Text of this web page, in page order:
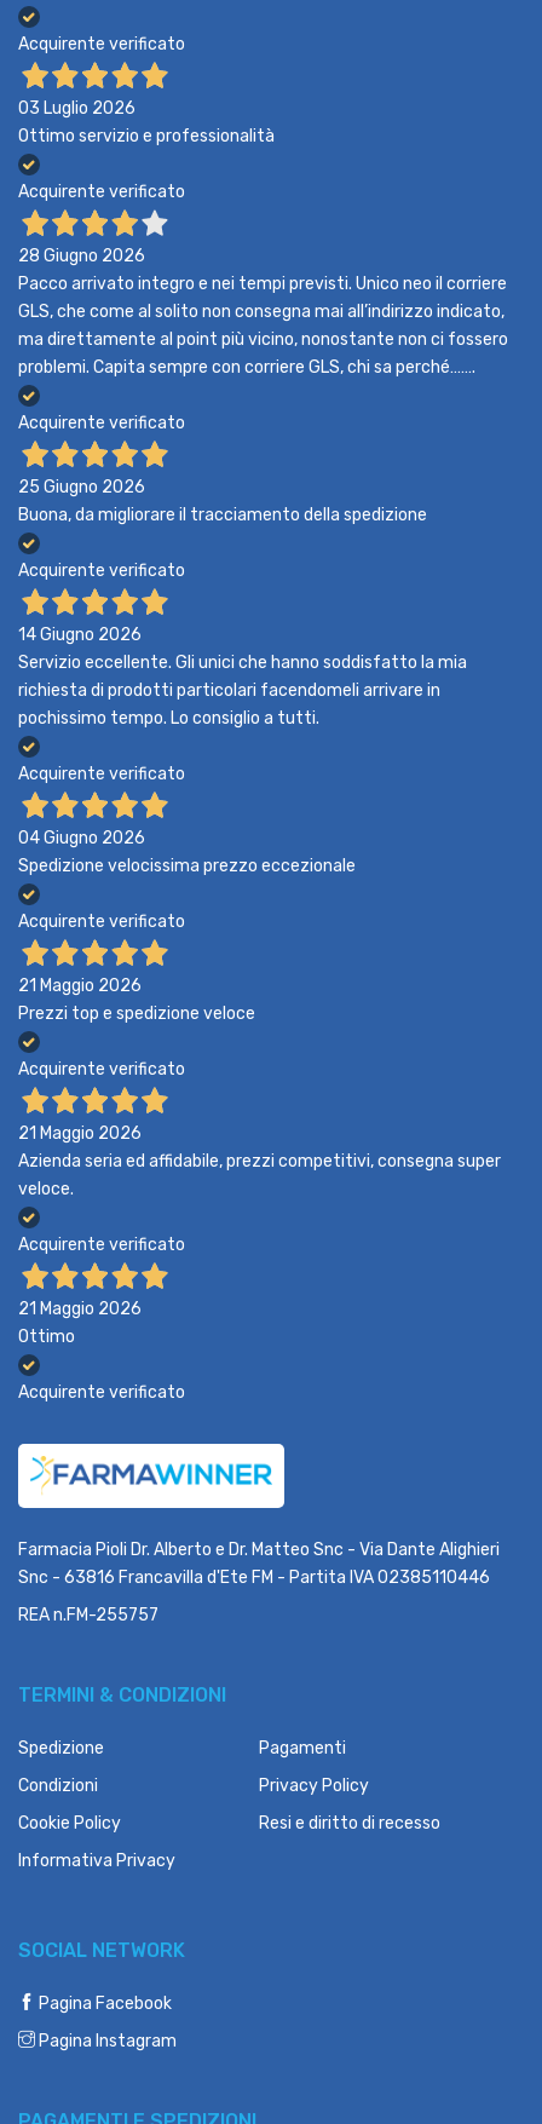
Acquirente verificato
03 Luglio 2026
Ottimo servizio e professionalità
Acquirente verificato
28 Giugno 2026
Pacco arrivato integro e nei tempi previsti. Unico neo il corriere
GLS, che come al solito non consegna mai all’indirizzo indicato,
ma direttamente al point più vicino, nonostante non ci fossero
problemi. Capita sempre con corriere GLS, chi sa perché…….
Acquirente verificato
25 Giugno 2026
Buona, da migliorare il tracciamento della spedizione
Acquirente verificato
14 Giugno 2026
Servizio eccellente. Gli unici che hanno soddisfatto la mia
richiesta di prodotti particolari facendomeli arrivare in
pochissimo tempo. Lo consiglio a tutti.
Acquirente verificato
04 Giugno 2026
Spedizione velocissima prezzo eccezionale
Acquirente verificato
21 Maggio 2026
Prezzi top e spedizione veloce
Acquirente verificato
21 Maggio 2026
Azienda seria ed affidabile, prezzi competitivi, consegna super
veloce.
Acquirente verificato
21 Maggio 2026
Ottimo
Acquirente verificato
Farmacia Pioli Dr. Alberto e Dr. Matteo Snc - Via Dante Alighieri
Snc - 63816 Francavilla d'Ete FM - Partita IVA 02385110446
REA n.FM-255757
TERMINI & CONDIZIONI
Spedizione
Pagamenti
Condizioni
Privacy Policy
Cookie Policy
Resi e diritto di recesso
Informativa Privacy
SOCIAL NETWORK
Pagina Facebook
Pagina Instagram